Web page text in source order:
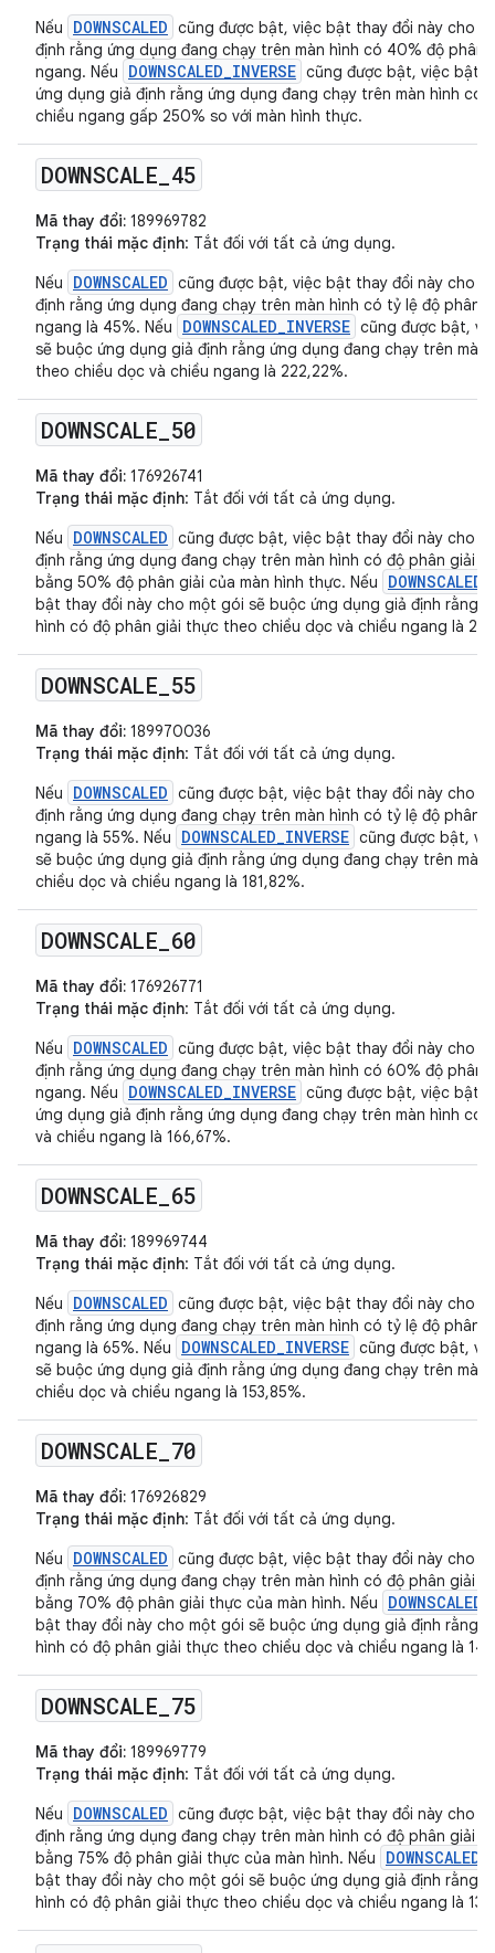
Nếu
DOWNSCALED cũng được bật, việc bật thay đổi này cho
định rằng ứng dụng đang chạy trên màn hình có 40% độ
ngang. Nếu
DOWNSCALED_INVERSE cũng được bật, việc bật
ứng dụng giả định rằng ứng dụng đang chạy trên màn hình có
chiều ngang gấp 250% so với màn hình thực.
DOWNSCALE 45
Mã thay đổi: 189969782
Trạng thái mặc định: Tắt đối với tất cả ứng dụng.
Nếu
DOWNSCALED cũng được bật, việc bật thay đổi này cho
định rằng ứng dụng đang chạy trên màn hình có tỷ lệ độ phân
ngang là 45%. Nếu
DOWNSCALED_INVERSE cũng được bật,
sẽ buộc ứng dụng giả định rằng ứng dụng đang chạy trên
theo chiều dọc và chiều ngang là 222,22%.
DOWNSCALE 50
Mã thay đổi: 176926741
Trạng thái mặc định: Tắt đối với tất cả ứng dụng.
Nếu
DOWNSCALED cũng được bật, việc bật thay đổi này cho
định rằng ứng dụng đang chạy trên màn hình có độ phân giải
bằng 50% độ phân giải của màn hình thực. Nếu
bật thay đổi này cho một gói sẽ buộc ứng dụng giả định rằng
hình có độ phân giải thực theo chiều dọc và chiều ngang là
DOWNSCALE 55
Mã thay đổi: 189970036
Trạng thái mặc định: Tắt đối với tất cả ứng dụng.
Nếu
DOWNSCALED cũng được bật, việc bật thay đổi này cho
định rằng ứng dụng đang chạy trên màn hình có tỷ lệ độ phân
ngang là 55%. Nếu
DOWNSCALED_INVERSE cũng được bật,
sẽ buộc ứng dụng giả định rằng ứng dụng đang chạy trên
chiều dọc và chiều ngang là 181,82%.
DOWNSCALE 60
Mã thay đổi: 176926771
Trạng thái mặc định: Tắt đối với tất cả ứng dụng.
Nếu
DOWNSCALED cũng được bật, việc bật thay đổi này cho
định rằng ứng dụng đang chạy trên màn hình có 60% độ
ngang. Nếu
DOWNSCALED_INVERSE cũng được bật, việc bật
ứng dụng giả định rằng ứng dụng đang chạy trên màn hình có
và chiều ngang là 166,67%.
DOWNSCALE 65
Mã thay đổi: 189969744
Trạng thái mặc định: Tắt đối với tất cả ứng dụng.
Nếu
DOWNSCALED cũng được bật, việc bật thay đổi này cho
định rằng ứng dụng đang chạy trên màn hình có tỷ lệ độ phân
ngang là 65%. Nếu
DOWNSCALED_INVERSE cũng được bật,
sẽ buộc ứng dụng giả định rằng ứng dụng đang chạy trên
chiều dọc và chiều ngang là 153,85%.
DOWNSCALE 70
Mã thay đổi: 176926829
Trạng thái mặc định: Tắt đối với tất cả ứng dụng.
Nếu
DOWNSCALED cũng được bật, việc bật thay đổi này cho
định rằng ứng dụng đang chạy trên màn hình có độ phân giải
bằng 70% độ phân giải thực của màn hình. Nếu
bật thay đổi này cho một gói sẽ buộc ứng dụng giả định rằng
hình có độ phân giải thực theo chiều dọc và chiều ngang là
DOWNSCALE 75
Mã thay đổi: 189969779
Trạng thái mặc định: Tắt đối với tất cả ứng dụng.
Nếu
DOWNSCALED cũng được bật, việc bật thay đổi này cho
định rằng ứng dụng đang chạy trên màn hình có độ phân giải
bằng 75% độ phân giải thực của màn hình. Nếu
bật thay đổi này cho một gói sẽ buộc ứng dụng giả định rằng
hình có độ phân giải thực theo chiều dọc và chiều ngang là